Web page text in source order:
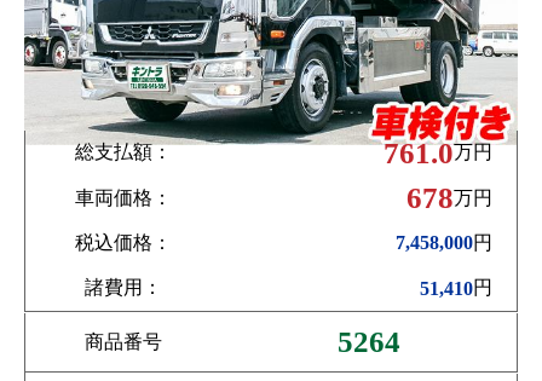
総支払額： 761.0万円
車両価格： 678万円
税込価格： 7,458,000円
諸費用： 51,410円
商品番号 5264